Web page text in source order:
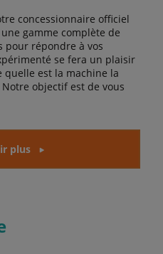
concessionnaire officiel
gamme complète de
pour répondre à vos
se fera un plaisir
quelle est la machine la
objectif est de vous
plus